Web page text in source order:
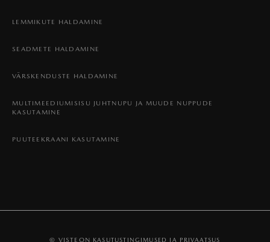
LEMMIKUTE HALDAMINE
SEADMETE HALDAMINE
VÄRSKENDUSTE HALDAMINE
MULTIMEEDIUMISISU JUHTNUPU JA MUUDE NUPPUDE
KASUTAMINE
PUUTEEKRAANI KASUTAMINE
© VISTEON KASUTUSTINGIMUSED JA PRIVAATSUS